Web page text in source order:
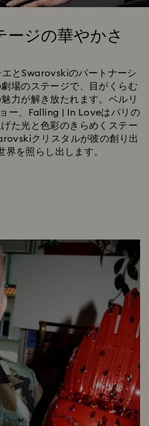
ージの華やかさ
とSwarovskiのパートナーシ
場のステージで、目がくらむ
力が解き放たれます。ベルリ
ー、Falling | In Loveはパリの
た光と色彩のきらめくステー
クリスタルが彼の創り出
界を照らし出します。